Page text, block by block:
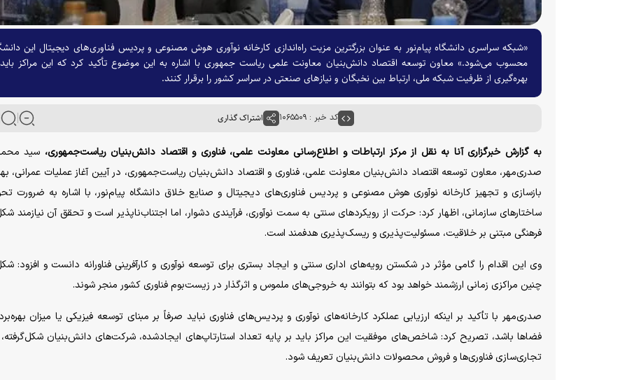
«شبکه سراسری دانشگاه پیام‌نور به عنوان بزرگترین مزیت راه‌اندازی کارخانه نوآوری هوش مصنوعی و پردیس فناوری‌های دیجیتال این
محسوب می‌شود.» معاون توسعه اقتصاد دانش‌بنیان معاونت علمی ریاست جمهوری با اشاره به این موضوع تأکید کرد که این مراکز
بهره‌گیری از ظرفیت شبکه ملی، ارتباط بین نخبگان و نیازهای صنعتی در سراسر کشور را برقرار کنند.
کد خبر : ۱۰۶۵۵۰۹ اشتراک گذاری
به گزارش خبرگزاری آنا به نقل از مرکز ارتباطات و اطلاع‌رسانی معاونت علمی، فناوری و اقتصاد دانش‌بنیان ریاست‌جمهوری، سید
صدری‌مهر، معاون توسعه اقتصاد دانش‌بنیان معاونت علمی، فناوری و اقتصاد دانش‌بنیان ریاست‌جمهوری، در آیین آغاز عملیات عمرانی،
بازسازی و تجهیز کارخانه نوآوری هوش مصنوعی و پردیس فناوری‌های دیجیتال و صنایع خلاق دانشگاه پیام‌نور، با اشاره به ضرورت
ساختار‌های سازمانی، اظهار کرد: حرکت از رویکرد‌های سنتی به سمت نوآوری، فرآیندی دشوار، اما اجتناب‌ناپذیر است و تحقق آن نیازمند
فرهنگی مبتنی بر خلاقیت، مسئولیت‌پذیری و ریسک‌پذیری هدفمند است.
وی این اقدام را گامی مؤثر در شکستن رویه‌های اداری سنتی و ایجاد بستری برای توسعه نوآوری و کارآفرینی فناورانه دانست و افزود:
چنین مراکزی زمانی ارزشمند خواهد بود که بتوانند به خروجی‌های ملموس و اثرگذار در زیست‌بوم فناوری کشور منجر شوند.
صدری‌مهر با تأکید بر اینکه ارزیابی عملکرد کارخانه‌های نوآوری و پردیس‌های فناوری نباید صرفاً بر مبنای توسعه فیزیکی یا میزان
فضا‌ها باشد، تصریح کرد: شاخص‌های موفقیت این مراکز باید بر پایه تعداد استارتاپ‌های ایجادشده، شرکت‌های دانش‌بنیان شکل‌گرفته،
تجاری‌سازی فناوری‌ها و فروش محصولات دانش‌بنیان تعریف شود.